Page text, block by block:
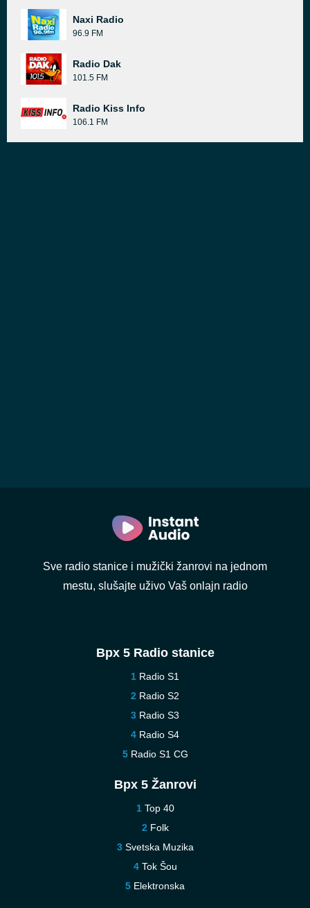
Naxi Radio
96.9 FM
Radio Dak
101.5 FM
Radio Kiss Info
106.1 FM
Sve radio stanice i mužički žanrovi na jednom
mestu, slušajte uživo Vaš onlajn radio
Врх 5 Radio stanice
Radio S1
Radio S2
Radio S3
Radio S4
Radio S1 CG
Врх 5 Žanrovi
Top 40
Folk
Svetska Muzika
Tok Šou
Elektronska